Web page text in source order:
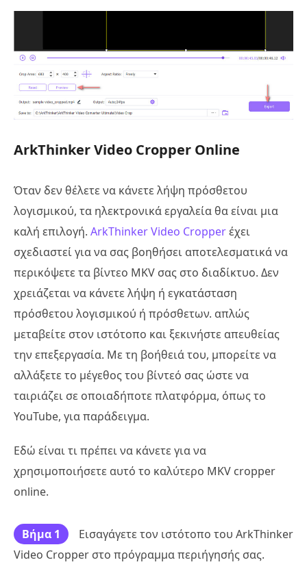
ArkThinker Video Cropper Online
Όταν δεν θέλετε να κάνετε λήψη πρόσθετου
λογισμικού, τα ηλεκτρονικά εργαλεία θα είναι μια
καλή επιλογή. ArkThinker Video Cropperέχει
σχεδιαστεί για να σας βοηθήσει αποτελεσματικά να
περικόψετε τα βίντεο MKV σας στο διαδίκτυο. Δεν
χρειάζεται να κάνετε λήψη ή εγκατάσταση
πρόσθετου λογισμικού ή πρόσθετων. απλώς
μεταβείτε στον ιστότοπο και ξεκινήστε απευθείας
την επεξεργασία. Με τη βοήθειά του, μπορείτε να
αλλάξετε το μέγεθος του βίντεό σας ώστε να
ταιριάζει σε οποιαδήποτε πλατφόρμα, όπως το
YouTube, για παράδειγμα.
Εδώ είναι τι πρέπει να κάνετε για να
χρησιμοποιήσετε αυτό το καλύτερο MKV cropper
online.
Βήμα 1
Εισαγάγετε τον ιστότοπο του ArkThinker
Video Cropper στο πρόγραμμα περιήγησής σας.